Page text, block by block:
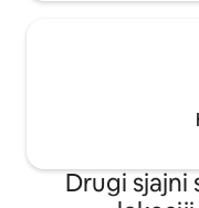
Drugi sjajni